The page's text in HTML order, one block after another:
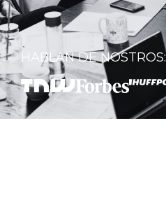
HABLAN DE NOSTROS: